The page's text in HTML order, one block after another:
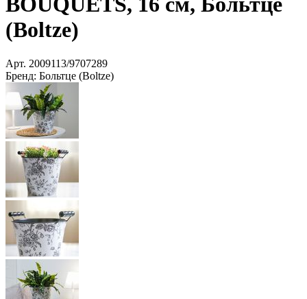
(Boltze)
Арт. 2009113/9707289
Бренд: Больтце (Boltze)